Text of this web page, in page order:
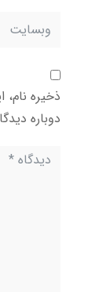
ذخیره
دوباره